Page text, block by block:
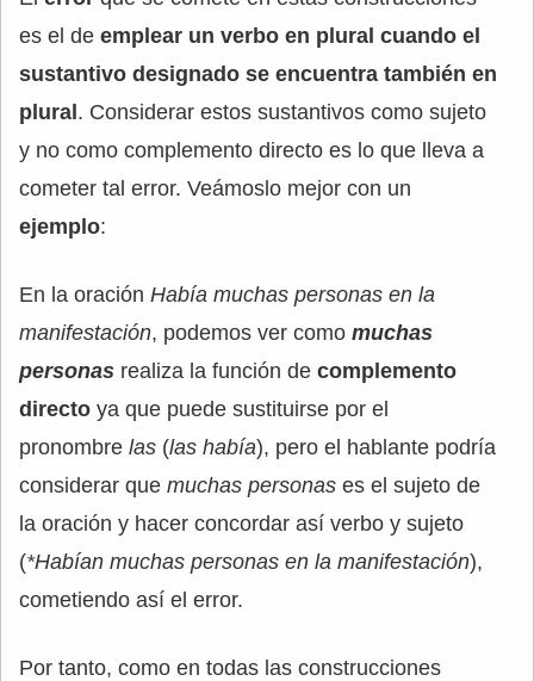
es el de emplear un verbo en plural cuando el
sustantivo designado se encuentra también en
plural . Considerar estos sustantivos como sujeto
y no como complemento directo es lo que lleva a
cometer tal error. Veámoslo mejor con un
ejemplo:
En la oración Había muchas personas en la
manifestación, podemos ver como muchas
personas realiza la función de complemento
directo ya que puede sustituirse por el
pronombre las (las había), pero el hablante podría
considerar que muchas personas es el sujeto de
la oración y hacer concordar así verbo y sujeto
(*Habían muchas personas en la manifestación),
cometiendo así el error.
Por tanto, como en todas las construcciones